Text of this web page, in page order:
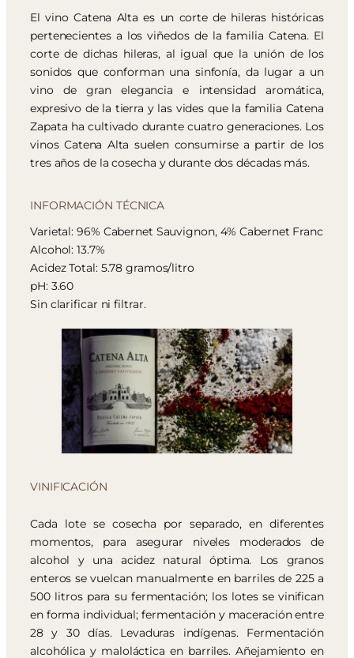
El vino Catena Alta es un corte de hileras históricas
pertenecientes a los viñedos de la familia Catena. El
corte de dichas hileras, al igual que la unión de los
sonidos que conforman una sinfonía, da lugar a un
vino de gran elegancia e intensidad aromática,
expresivo de la tierra y las vides que la familia Catena
Zapata ha cultivado durante cuatro generaciones. Los
vinos Catena Alta suelen consumirse a partir de los
tres años de la cosecha y durante dos décadas más.
INFORMACIÓN TÉCNICA
Varietal: 96% Cabernet Sauvignon, 4% Cabernet Franc
Alcohol: 13.7%
Acidez Total: 5.78 gramos/litro
pH: 3.60
Sin clarificar ni filtrar.
VINIFICACIÓN
Cada lote se cosecha por separado, en diferentes
momentos, para asegurar niveles moderados de
alcohol y una acidez natural óptima. Los granos
enteros se vuelcan manualmente en barriles de 225 a
500 litros para su fermentación; los lotes se vinifican
en forma individual; fermentación y maceración entre
28 y 30 días. Levaduras indígenas. Fermentación
alcohólica y maloláctica en barriles. Añejamiento en